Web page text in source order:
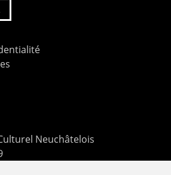
Neuchâtelois